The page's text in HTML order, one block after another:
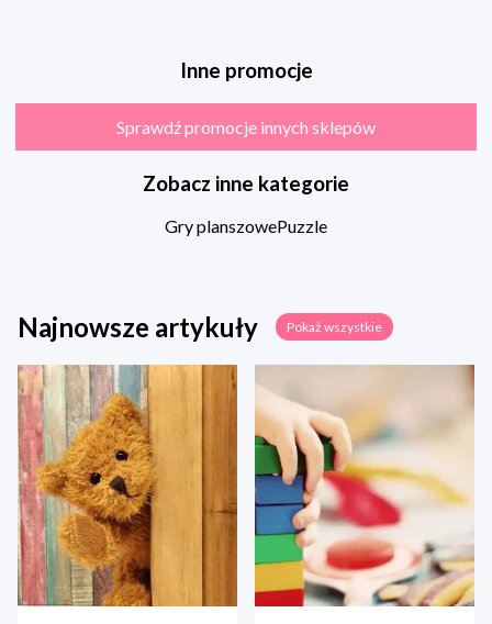
Inne promocje
Sprawdź promocje innych sklepów
Zobacz inne kategorie
Gry planszowePuzzle
Najnowsze artykuły Pokaż wszystkie